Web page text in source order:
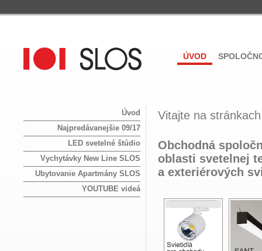
ÚVOD
Úvod
Najpredávanejšie 09/17
LED svetelné štúdio
Vychytávky New Line SLOS
Ubytovanie Apartmány SLOS
YOUTUBE videá
Vitajte na
Obchodná
oblasti svetelnej
a exteriérových